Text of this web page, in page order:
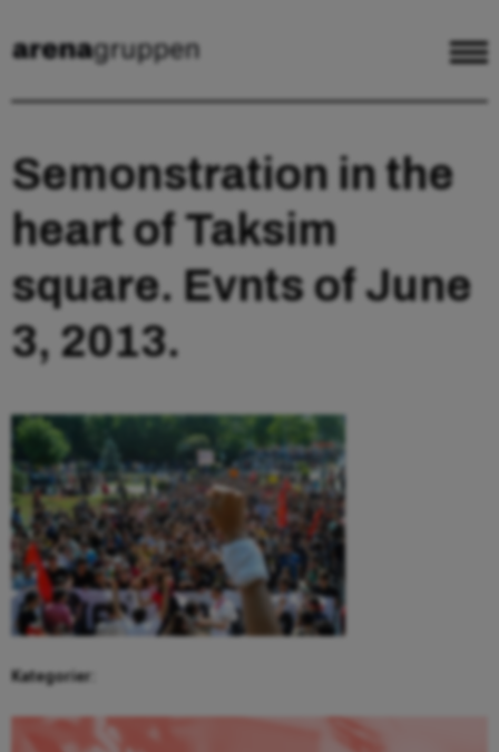
Semonstration in the
heart of Taksim
square. Evnts of June
3, 2013.
Kategorier: